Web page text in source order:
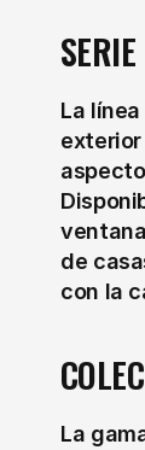
La
de
con la
La